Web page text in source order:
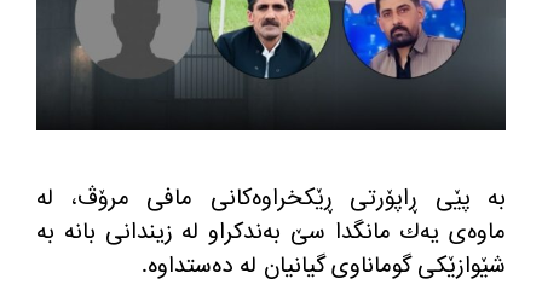
به‌ پێی ڕاپۆرتی ڕێكخراوه‌كانی مافی مرۆڤ، له‌
ماوه‌ی یه‌ك مانگدا سێ به‌ندكراو له‌ زیندانی بانه‌ به‌
شێوازێكی گوماناوی گیانیان له‌ ده‌ستداوه‌.